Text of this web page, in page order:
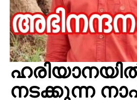
നടക്കുന്ന